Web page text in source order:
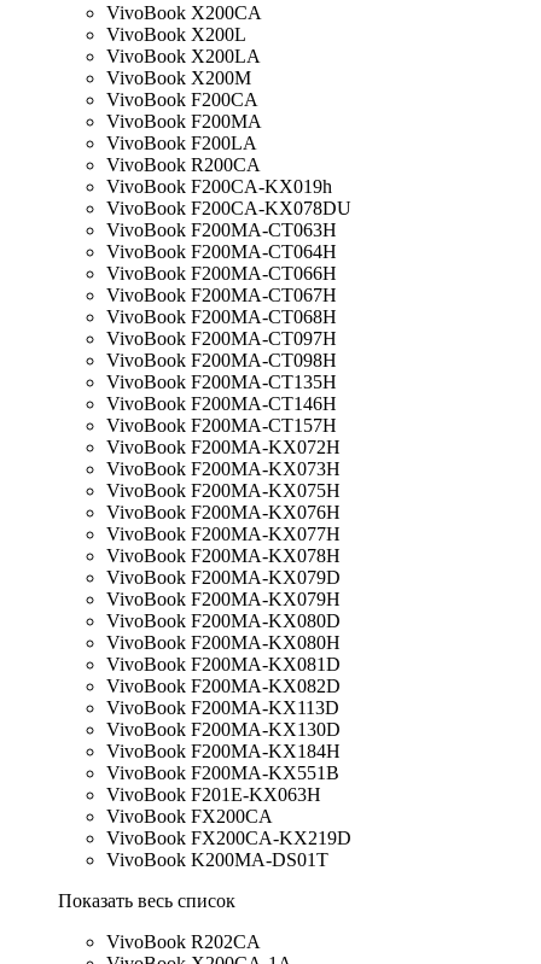
VivoBook X200CA
VivoBook X200L
VivoBook X200LA
VivoBook X200M
VivoBook F200CA
VivoBook F200MA
VivoBook F200LA
VivoBook R200CA
VivoBook F200CA-KX019h
VivoBook F200CA-KX078DU
VivoBook F200MA-CT063H
VivoBook F200MA-CT064H
VivoBook F200MA-CT066H
VivoBook F200MA-CT067H
VivoBook F200MA-CT068H
VivoBook F200MA-CT097H
VivoBook F200MA-CT098H
VivoBook F200MA-CT135H
VivoBook F200MA-CT146H
VivoBook F200MA-CT157H
VivoBook F200MA-KX072H
VivoBook F200MA-KX073H
VivoBook F200MA-KX075H
VivoBook F200MA-KX076H
VivoBook F200MA-KX077H
VivoBook F200MA-KX078H
VivoBook F200MA-KX079D
VivoBook F200MA-KX079H
VivoBook F200MA-KX080D
VivoBook F200MA-KX080H
VivoBook F200MA-KX081D
VivoBook F200MA-KX082D
VivoBook F200MA-KX113D
VivoBook F200MA-KX130D
VivoBook F200MA-KX184H
VivoBook F200MA-KX551B
VivoBook F201E-KX063H
VivoBook FX200CA
VivoBook FX200CA-KX219D
VivoBook K200MA-DS01T
Показать весь список
VivoBook R202CA